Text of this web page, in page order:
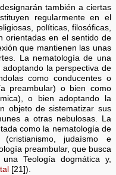
también a ciertas
regularmente en el
políticas, filosóficas,
orientadas en el sentido de
que mantienen las unas
La nematología de una
la perspectiva de
como conducentes o
preambular) o bien como
o bien adoptando la
objeto de sistematizar sus
a otras nebulosas. La
como la nematología de
(cristianismo, judaísmo e
preambular, que busca
Teología dogmática y,
[21]).